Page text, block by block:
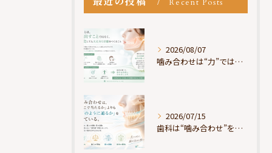
Recent Posts
2026/08/07
噛み合わせは“力”ではなく“許可”である
2026/07/15
歯科は“噛み合わせ”を見ているが、身体は“通り道”を見ている